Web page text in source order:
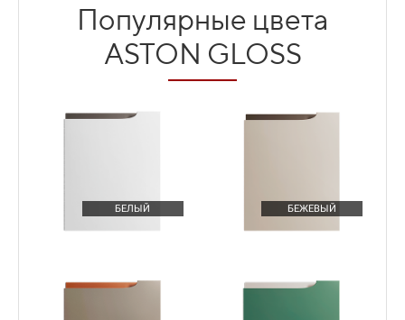
Популярные цвета
ASTON GLOSS
БЕЛЫЙ БЕЖЕВЫЙ
ФУРНИТУРА ВАЖНЫЙ ПОМОЩНИК Подробнее
МАГИЧЕСКИЕ УГОЛКИ НА КУХНЕ Подробнее